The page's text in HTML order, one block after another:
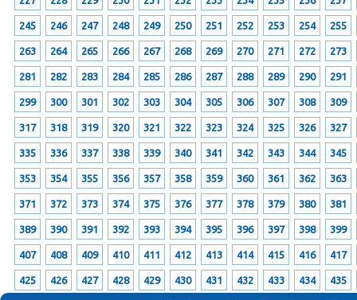
245 246 247 248 249 250 251 252 253 254 255
263 264 265 266 267 268 269 270 271 272 273
281 282 283 284 285 286 287 288 289 290 291
299 300 301 302 303 304 305 306 307 308 309
317 318 319 320 321 322 323 324 325 326 327
335 336 337 338 339 340 341 342 343 344 345
353 354 355 356 357 358 359 360 361 362 363
371 372 373 374 375 376 377 378 379 380 381
389 390 391 392 393 394 395 396 397 398 399
407 408 409 410 411 412 413 414 415 416 417
425 426 427 428 429 430 431 432 433 434 435